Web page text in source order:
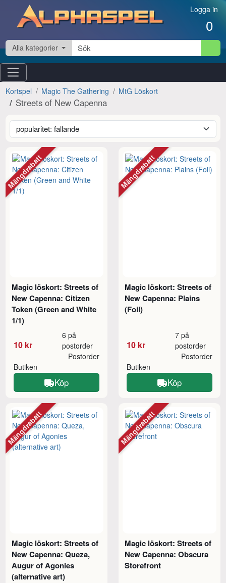
Hoppa till innehåll Logga in
0
Alla kategorier
Kortspel Magic The Gathering MtG Löskort
Streets of New Capenna
Magic löskort: Streets of
New Capenna: Citizen
Token (Green and White
1/1)
10 kr
6 på
postorder
Butiken
Postorder
Köp
Mängdrabatt
Magic löskort: Streets of
New Capenna: Plains
(Foil)
10 kr
7 på
postorder
Butiken
Postorder
Köp
Mängdrabatt
Magic löskort: Streets of
New Capenna: Queza,
Augur of Agonies
(alternative art)
Mängdrabatt
Magic löskort: Streets of
New Capenna: Obscura
Storefront
Mängdrabatt